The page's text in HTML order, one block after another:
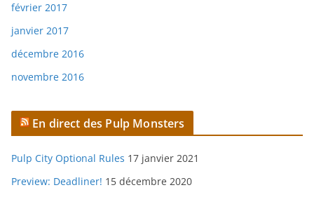
février 2017
janvier 2017
décembre 2016
novembre 2016
En direct des Pulp Monsters
Pulp City Optional Rules 17 janvier 2021
Preview: Deadliner! 15 décembre 2020